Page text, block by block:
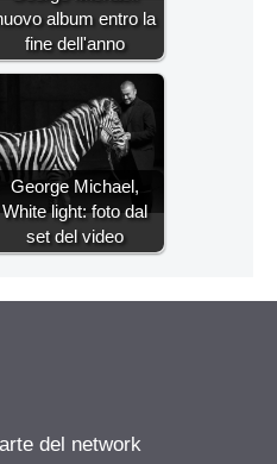
album entro la
fine dell'anno
George Michael,
White light: foto dal
set del video
del network